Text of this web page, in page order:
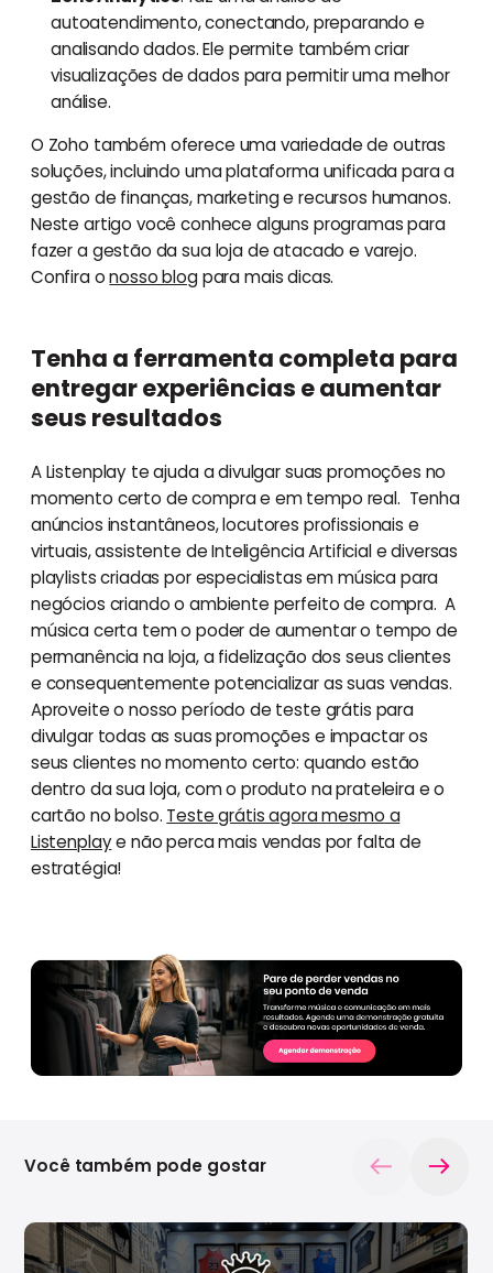
autoatendimento, conectando, preparando e
analisando dados. Ele permite também criar
visualizações de dados para permitir uma melhor
análise.
O Zoho também oferece uma variedade de outras
soluções, incluindo uma plataforma unificada para a
gestão de finanças, marketing e recursos humanos.
Neste artigo você conhece alguns programas para
fazer a gestão da sua loja de atacado e varejo.
Confira onosso blogpara mais dicas.
Tenha a ferramenta completa para
entregar experiências e aumentar
seus resultados
A Listenplay te ajuda a divulgar suas promoções no
momento certo de compra e em tempo real. Tenha
anúncios instantâneos, locutores profissionais e
virtuais, assistente de Inteligência Artificial e diversas
playlists criadas por especialistas em música para
negócios criando o ambiente perfeito de compra. A
música certa tem o poder de aumentar o tempo de
permanência na loja, a fidelização dos seus clientes
e consequentemente potencializar as suas vendas.
Aproveite o nosso período de teste grátis para
divulgar todas as suas promoções e impactar os
seus clientes no momento certo: quando estão
dentro da sua loja, com o produto na prateleira e o
cartão no bolso. Teste grátis agora mesmo a
Listenplaye não perca mais vendas por falta de
estratégia!
Você também pode gostar